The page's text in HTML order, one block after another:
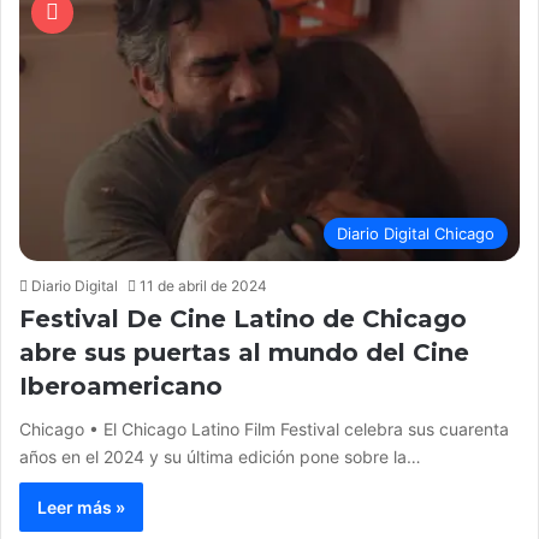
Diario Digital Chicago
Diario Digital 11 de abril de 2024
Festival De Cine Latino de Chicago
abre sus puertas al mundo del Cine
Iberoamericano
Chicago • El Chicago Latino Film Festival celebra sus cuarenta
años en el 2024 y su última edición pone sobre la…
Leer más »